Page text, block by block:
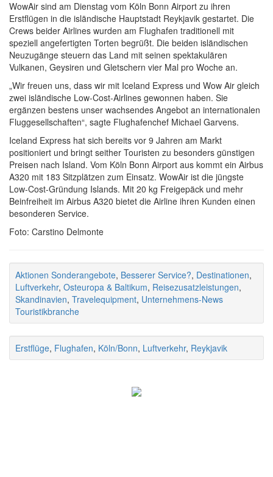
WowAir sind am Dienstag vom Köln Bonn Airport zu ihren
Erstflügen in die isländische Hauptstadt Reykjavik gestartet. Die
Crews beider Airlines wurden am Flughafen traditionell mit
speziell angefertigten Torten begrüßt. Die beiden isländischen
Neuzugänge steuern das Land mit seinen spektakulären
Vulkanen, Geysiren und Gletschern vier Mal pro Woche an.
„Wir freuen uns, dass wir mit Iceland Express und Wow Air gleich
zwei isländische Low-Cost-Airlines gewonnen haben. Sie
ergänzen bestens unser wachsendes Angebot an internationalen
Fluggesellschaften“, sagte Flughafenchef Michael Garvens.
Iceland Express hat sich bereits vor 9 Jahren am Markt
positioniert und bringt seither Touristen zu besonders günstigen
Preisen nach Island. Vom Köln Bonn Airport aus kommt ein Airbus
A320 mit 183 Sitzplätzen zum Einsatz. WowAir ist die jüngste
Low-Cost-Gründung Islands. Mit 20 kg Freigepäck und mehr
Beinfreiheit im Airbus A320 bietet die Airline ihren Kunden einen
besonderen Service.
Foto: Carstino Delmonte
Aktionen Sonderangebote, Besserer Service?, Destinationen,
Luftverkehr, Osteuropa & Baltikum, Reisezusatzleistungen,
Skandinavien, Travelequipment, Unternehmens-News
Touristikbranche
Erstflüge, Flughafen, Köln/Bonn, Luftverkehr, Reykjavik